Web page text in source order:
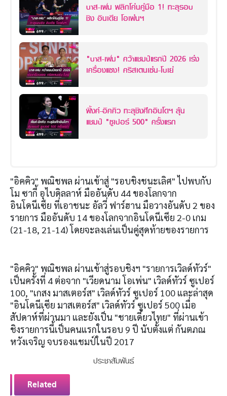
บาส-เฟม พลิกโค่นคู่มือ 1! ทะลุรอบ
ชิง อินเดีย โอเพ่นฯ
"บาส-เฟม" คว้าแชมป์แรกปี 2026 เร่ง
เครื่องแซง! คริสเตนเซ่น-โบเย่
พิ้งค์-อิคคิว ทะลุชิงศึกอินโดฯ ลุ้น
แชมป์ "ซูเปอร์ 500" ครั้งแรก
"อิคคิว" พณิชพล ผ่านเข้าสู่ "รอบชิงชนะเลิศ" ไปพบกับ
โม ซากี้ อุไบดิลลาห์ มืออันดับ 44 ของโลกจาก
อินโดนีเซีย ที่เอาชนะ อัลวี่ ฟาร์ฮาน มือวางอันดับ 2 ของ
รายการ มืออันดับ 14 ของโลกจากอินโดนีเซีย 2-0 เกม
(21-18, 21-14) โดยจะลงเล่นเป็นคู่สุดท้ายของรายการ
"อิคคิว" พณิชพล ผ่านเข้าสู่รอบชิงฯ "รายการเวิลด์ทัวร์"
เป็นครั้งที่ 4 ต่อจาก "เวียดนาม โอเพ่น" เวิลด์ทัวร์ ซูเปอร์
100, "เกสง มาสเตอร์ส" เวิลด์ทัวร์ ซูเปอร์ 100 และล่าสุด
"อินโดนีเซีย มาสเตอร์ส" เวิลด์ทัวร์ ซูเปอร์ 500 เมื่อ
สัปดาห์ที่ผ่านมา และยังเป็น "ชายเดี่ยวไทย" ที่ผ่านเข้า
ชิงรายการนี้่เป็นคนแรกในรอบ 9 ปี นับตั้งแต่ กันตภณ
หวังเจริญ จบรองแชมป์ในปี 2017
ประชาสัมพันธ์
Related